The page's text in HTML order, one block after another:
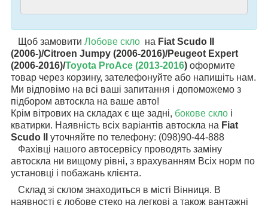
Щоб замовити Лобове скло на Fiat Scudo II
(2006-)/Citroen Jumpy (2006-2016)/Peugeot Expert
(2006-2016)/Toyota ProAce (2013-2016) оформите
товар через корзину, зателефонуйте або напишіть нам.
Ми відповімо на всі ваші запитання і допоможемо з
підбором автоскла на ваше авто!
Крім вітрових на складах є ще задні, бокове скло і
кватирки. Наявність всіх варіантів автоскла на Fiat
Scudo II уточняйте по телефону: (098)90-44-888
Фахівці нашого автосервісу проводять заміну
автоскла ни вищому рівні, з врахуванням Всіх норм по
установці і побажань клієнта.
Склад зі склом знаходиться в місті Вінниця. В
наявності є лобове стеко на легкові а також вантажні